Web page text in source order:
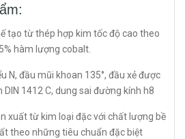
tạo từ thép hợp kim tốc độ cao theo
hàm lượng cobalt.
N, đầu mũi khoan 135°, đầu xẻ được
1412 C, dung sai đường kính h8
xuất từ kim loại đặc với chất lượng bề
theo những tiêu chuẩn đặc biệt